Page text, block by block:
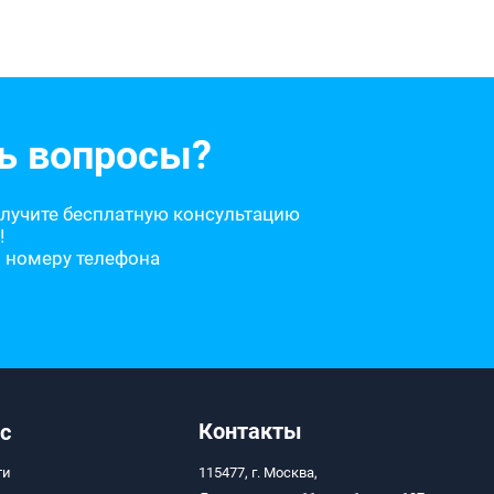
вопросы?
бесплатную консультацию
телефона
Контакты
115477, г. Москва,